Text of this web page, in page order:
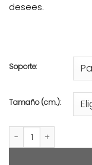
desees.
Soporte:
Tamaño (cm.):
KING KRAUS cantidad